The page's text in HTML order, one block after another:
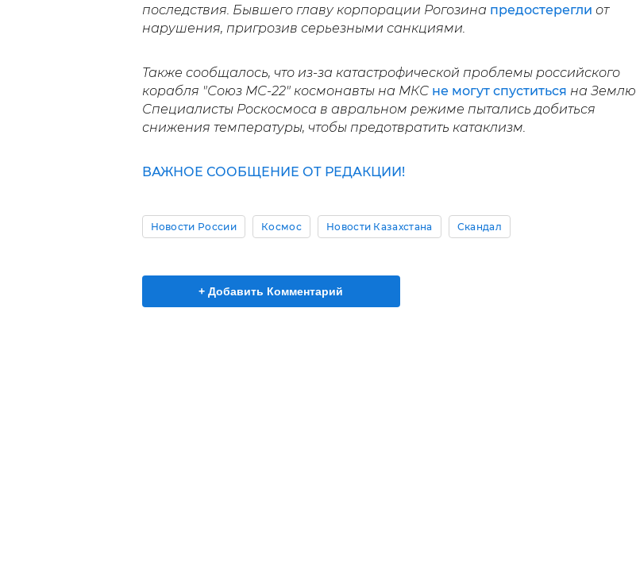
последствия. Бывшего главу корпорации Рогозина предостерегли от
нарушения, пригрозив серьезными санкциями.
Также сообщалось, что из-за катастрофической проблемы российского
корабля "Союз МС-22" космонавты на МКС не могут спуститься на Землю.
Специалисты Роскосмоса в авральном режиме пытались добиться
снижения температуры, чтобы предотвратить катаклизм.
ВАЖНОЕ СООБЩЕНИЕ ОТ РЕДАКЦИИ!
Новости России Космос Новости Казахстана Скандал
+ Добавить Комментарий